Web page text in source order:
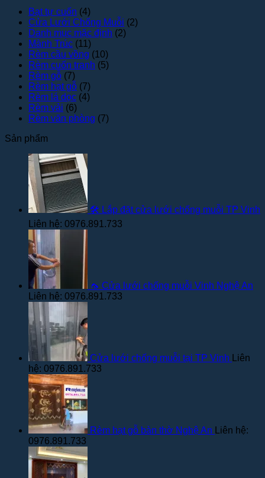
Bạt tự cuốn (4)
Cửa Lưới Chống Muỗi (2)
Danh mục mặc định (2)
Mành Trúc (11)
Rèm cầu vồng (10)
Rèm cuốn tranh (5)
Rèm gỗ (7)
Rèm hạt gỗ (7)
Rèm lá dọc (4)
Rèm vải (6)
Rèm văn phòng (7)
Sản phẩm
🛠️ Lắp đặt cửa lưới chống muỗi TP Vinh
Liên hệ: 0976.891.733
🦟 Cửa lưới chống muỗi Vinh Nghệ An
Liên hệ: 0976.891.733
Cửa lưới chống muỗi tại TP Vinh
Liên
hệ: 0976.891.733
Rèm hạt gỗ bàn thờ Nghệ An
Liên hệ:
0976.891.733